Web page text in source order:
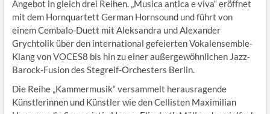
Angebot in gleich drei Reihen. „Musica antica e viva“ eröffnet
mit dem Hornquartett German Hornsound und führt von
einem Cembalo-Duett mit Aleksandra und Alexander
Grychtolik über den international gefeierten Vokalensemble-
Klang von VOCES8 bis hin zu einer außergewöhnlichen Jazz-
Barock-Fusion des Stegreif-Orchesters Berlin.
Die Reihe „Kammermusik“ versammelt herausragende
Künstlerinnen und Künstler wie den Cellisten Maximilian